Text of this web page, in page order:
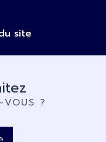
site
VOUS ?